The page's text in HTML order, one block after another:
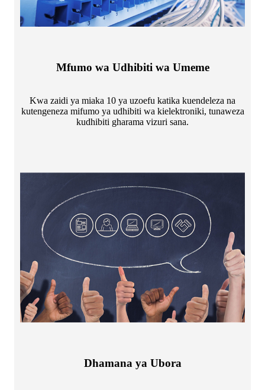
Mfumo wa Udhibiti wa Umeme
Kwa zaidi ya miaka 10 ya uzoefu katika kuendeleza na
kutengeneza mifumo ya udhibiti wa kielektroniki, tunaweza
kudhibiti gharama vizuri sana.
Dhamana ya Ubora